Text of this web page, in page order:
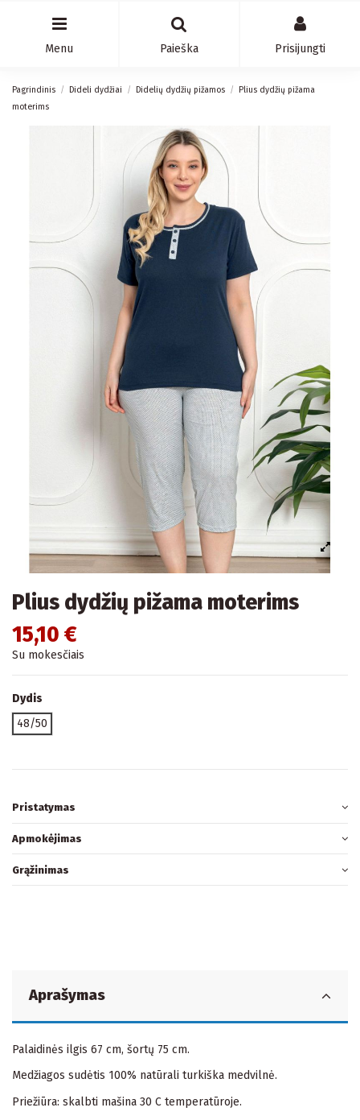
Menu Paieška Prisijungti
Pagrindinis Dideli dydžiai Didelių dydžių pižamos
Plius dydžių pižama
moterims
Plius dydžių pižama moterims
15,10 €
Su mokesčiais
Dydis
48/50
Pristatymas
Apmokėjimas
Grąžinimas
Aprašymas
Palaidinės ilgis 67 cm, šortų 75 cm.
Medžiagos sudėtis 100% natūrali turkiška medvilnė.
Priežiūra: skalbti mašina 30 C temperatūroje.